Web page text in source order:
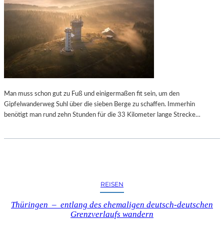
E
L
Man muss schon gut zu Fuß und einigermaßen fit sein, um den
Gipfelwanderweg Suhl über die sieben Berge zu schaffen. Immerhin
benötigt man rund zehn Stunden für die 33 Kilometer lange Strecke…
REISEN
Thüringen – entlang des ehemaligen deutsch-deutschen
Grenzverlaufs wandern